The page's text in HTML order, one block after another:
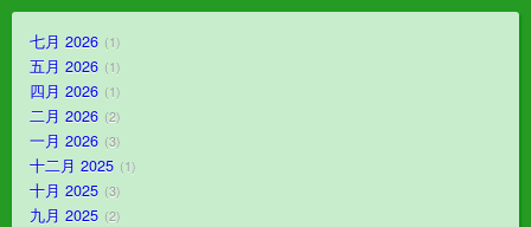
七月 2026 1
五月 2026 1
四月 2026 1
二月 2026 2
一月 2026 3
十二月 2025 1
十月 2025 3
九月 2025 2